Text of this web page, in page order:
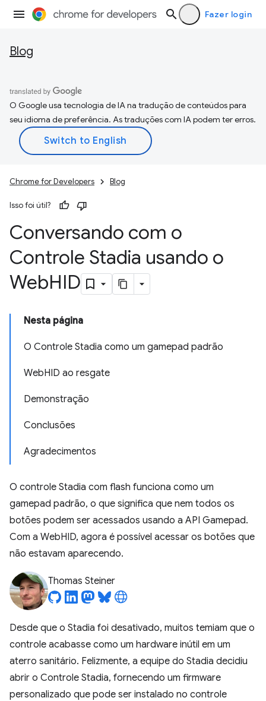
Fazer login
Blog
O Google usa tecnologia de IA na tradução de conteúdos para
seu idioma de preferência. As traduções com IA podem ter erros.
Chrome for Developers Blog
Isso foi útil?
Conversando com o
Controle Stadia usando o
WebHID
Nesta página
O Controle Stadia como um gamepad padrão
WebHID ao resgate
Demonstração
Conclusões
Agradecimentos
O controle Stadia com flash funciona como um
gamepad padrão, o que significa que nem todos os
botões podem ser acessados usando a API Gamepad.
Com a WebHID, agora é possível acessar os botões que
não estavam aparecendo.
Thomas Steiner
Desde que o Stadia foi desativado, muitos temiam que o
controle acabasse como um hardware inútil em um
aterro sanitário. Felizmente, a equipe do Stadia decidiu
abrir o Controle Stadia, fornecendo um firmware
personalizado que pode ser instalado no controle